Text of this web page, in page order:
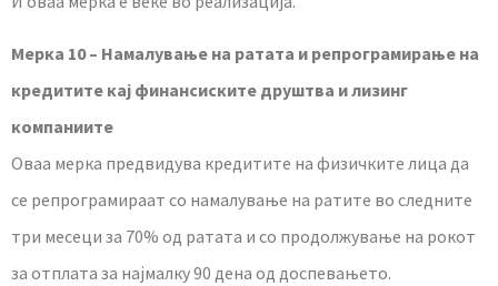
Мерка 10 – Намалување на ратата и репрограмирање на
кредитите кај финансиските друштва и лизинг
компаниите
Оваа мерка предвидува кредитите на физичките лица да
се репрограмираат со намалување на ратите во следните
три месеци за 70% од ратата и со продолжување на рокот
за отплата за најмалку 90 дена од доспевањето.